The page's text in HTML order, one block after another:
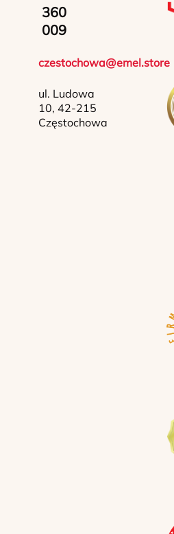
360
009
czestochowa@emel.store
ul. Ludowa
10, 42-215
Częstochowa